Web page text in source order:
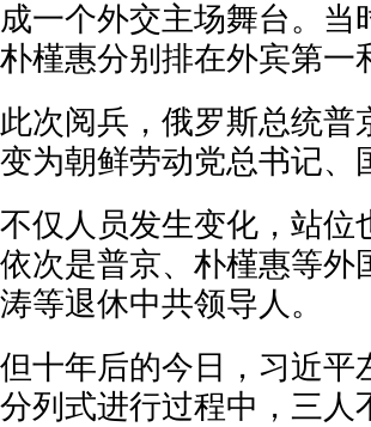
成一个外交主场舞台。
朴槿惠分别排在外宾第一
此次阅兵，俄罗斯总统
变为朝鲜劳动党总书记、
不仅人员发生变化，站位
依次是普京、朴槿惠等外
涛等退休中共领导人。
但十年后的今日，习近平
分列式进行过程中，三人